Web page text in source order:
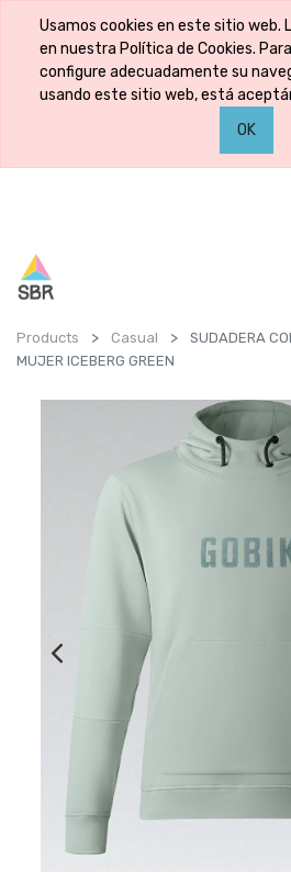
Usamos cookies en este sitio web.
en nuestra Política de Cookies.
configure adecuadamente su
usando este sitio web, está
OK
Products Casual
SUDADERA
MUJER ICEBERG GREEN